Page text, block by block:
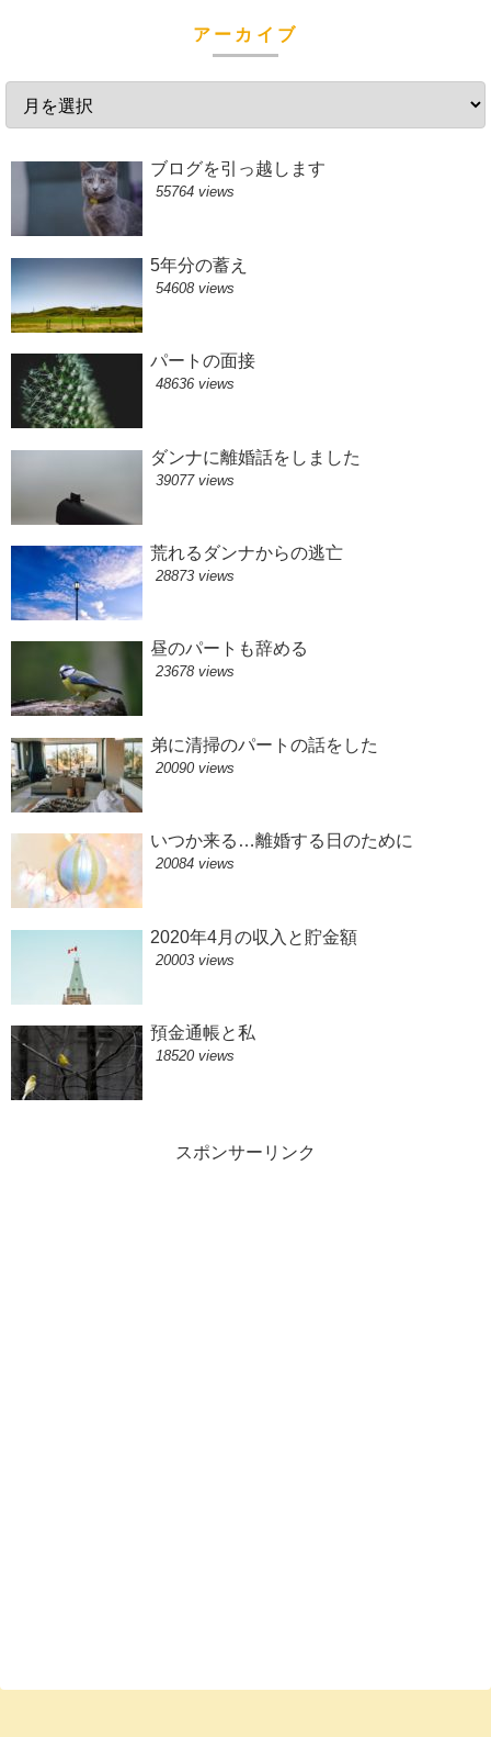
アーカイブ
ブログを引っ越します
55764 views
5年分の蓄え
54608 views
パートの面接
48636 views
ダンナに離婚話をしました
39077 views
荒れるダンナからの逃亡
28873 views
昼のパートも辞める
23678 views
弟に清掃のパートの話をした
20090 views
いつか来る…離婚する日のために
20084 views
2020年4月の収入と貯金額
20003 views
預金通帳と私
18520 views
スポンサーリンク